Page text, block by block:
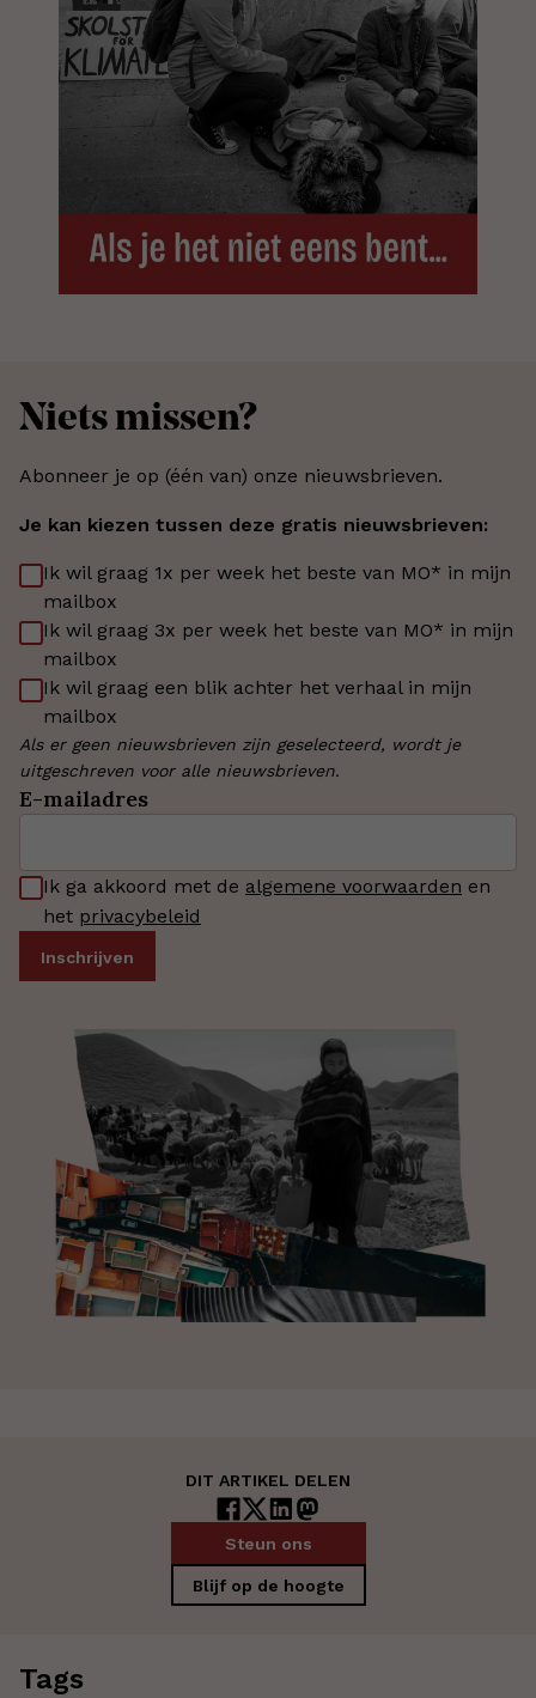
Niets missen?
Abonneer je op (één van) onze nieuwsbrieven.
Je kan kiezen tussen deze gratis nieuwsbrieven:
Ik wil graag 1x per week het beste van MO* in mijn
mailbox
Ik wil graag 3x per week het beste van MO* in mijn
mailbox
Ik wil graag een blik achter het verhaal in mijn
mailbox
Als er geen nieuwsbrieven zijn geselecteerd, wordt je
uitgeschreven voor alle nieuwsbrieven.
E-mailadres
Ik ga akkoord met de algemene voorwaarden en
het privacybeleid
DIT ARTIKEL DELEN
Steun ons
Blijf op de hoogte
Tags